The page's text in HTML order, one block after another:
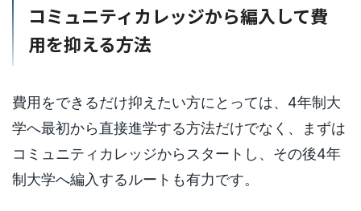
コミュニティカレッジから編入して費
用を抑える方法
費用をできるだけ抑えたい方にとっては、4年制大
学へ最初から直接進学する方法だけでなく、まずは
コミュニティカレッジからスタートし、その後4年
制大学へ編入するルートも有力です。